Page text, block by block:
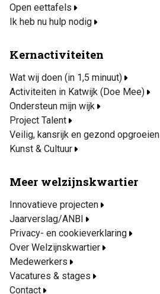
Open eettafels
Ik heb nu hulp nodig
Kernactiviteiten
Wat wij doen (in 1,5 minuut)
Activiteiten in Katwijk (Doe Mee)
Ondersteun mijn wijk
Project Talent
Veilig, kansrijk en gezond opgroeien
Kunst & Cultuur
Meer welzijnskwartier
Innovatieve projecten
Jaarverslag/ANBI
Privacy- en cookieverklaring
Over Welzijnskwartier
Medewerkers
Vacatures & stages
Contact